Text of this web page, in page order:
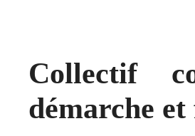
Collectif
démarche